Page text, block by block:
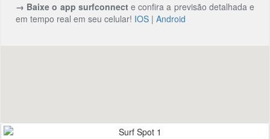
→ Baixe o app surfconnect e confira a previsão detalhada e
em tempo real em seu celular! IOS | Android